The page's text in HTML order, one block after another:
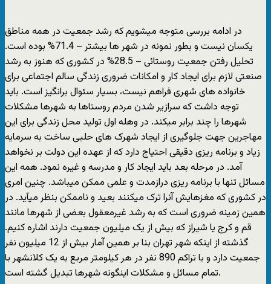
در ادامه بررسی متوجه میشویم که رشد جمعیت در همه مناطق
یکسان نیست و بطور نمونه در شهر ها بیشتر – 71.4% بوده است.
تحلیل رفتن جمعیت روستائی – 28.5% در کشوری که هنوز به رشد
صنعتی لازم برای ایجاد کار و امکانات ضروری زندگی سالم اجتماعی برای
خانواده های شهری فراهم نیست، بسیار سئوال برانگیز است. باید
توجه داشت که سرازیر شدن مردم روستاها به شهرها مشکلات
شهرها را چند برابر میکند. در وهله اول تولید محل زندگی برای این
مهاجرین جهت جلوگیری از ایجاد شهرک های حلبی ساخت به سرمایه
زیاد و برنامه ریزی دقیقی احتیاج دارد که از عهده این دولت بر نخواهد
آمد. در مرحله بعد باید ایجاد کار و مدرسه و غیره نمود. همه این
مسائل تنها با برنامه ریزی درازمدت و علمی ممکن میباشد. چنین امری
در کشوری که مغزهایش آنرا ترک میکنند بعید و ناممکن بنظر میآید. در
همین زمینه ضروری است که به رشد غیرمعقول بعضی از شهرها مانند
قم و کرج یا شیراز که بیش از یک میلیون جمعیت دارند اشاره کنیم.
گذشته از اینکه شهر تهران بنا بر همین آمار بیش از 12 میلیون نفر
جمعیت دارد و با تراکم 890 نفر در هر کیلومتر مربع به یک کلانشهر با
تمام مسائل و مشکلات اینگونه شهرها تبدیل گشته است.